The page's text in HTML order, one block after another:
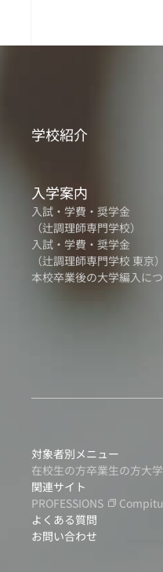
学校紹介
入学案内
入試・学費・奨学金
（辻調理師専門学校）
入試・学費・奨学金
（辻調理師専門学校 東京）
本校卒業後の大学編入に
対象者別メニュー
在校生の方卒業生の方大
関連サイト
PROFESSIONS
よくある質問
お問い合わせ